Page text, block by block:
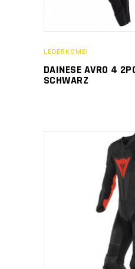
LEDERKOMBI
DAINESE AVRO 4
SCHWARZ